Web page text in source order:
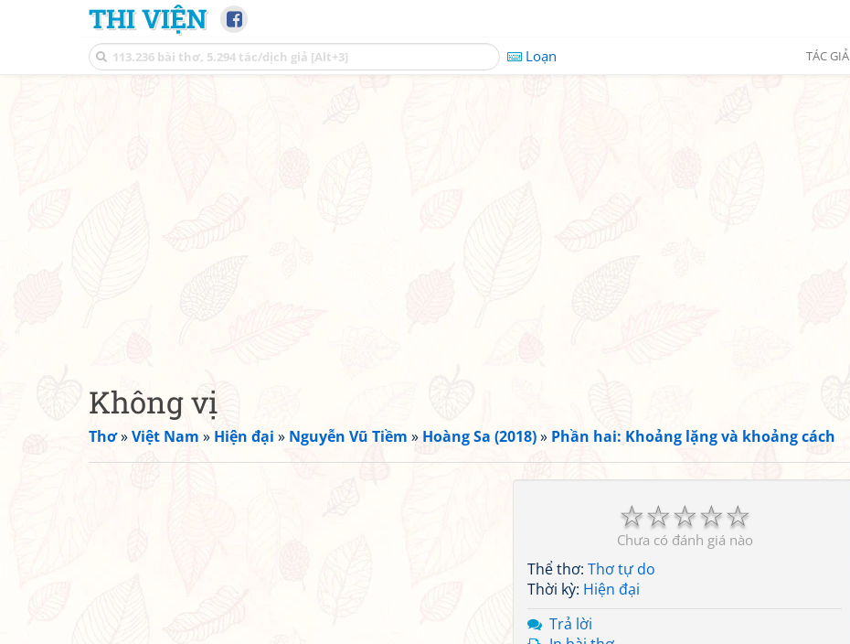
THI VIỆN
Loạn TÁC GIẢ
Không vị
Thơ»Việt Nam » Hiện đại » Nguyễn Vũ Tiềm » Hoàng Sa (2018)» Phần hai: Khoảng lặng và khoảng cách
☆
☆
☆
☆
☆
Chưa có đánh giá nào
Thể thơ: Thơ tự do
Thời kỳ: Hiện đại
Trả lời